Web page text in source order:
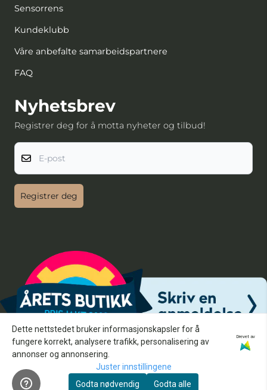
Sensorrens
Kundeklubb
Våre anbefalte samarbeidspartnere
FAQ
Nyhetsbrev
Registrer deg for å motta nyheter og tilbud!
E-post
Registrer deg
Dette nettstedet bruker informasjonskapsler for å
fungere korrekt, analysere trafikk, personalisering av
annonser og annonsering.
Drevet av
Juster innstillingene
Godta nødvendig
Godta alle